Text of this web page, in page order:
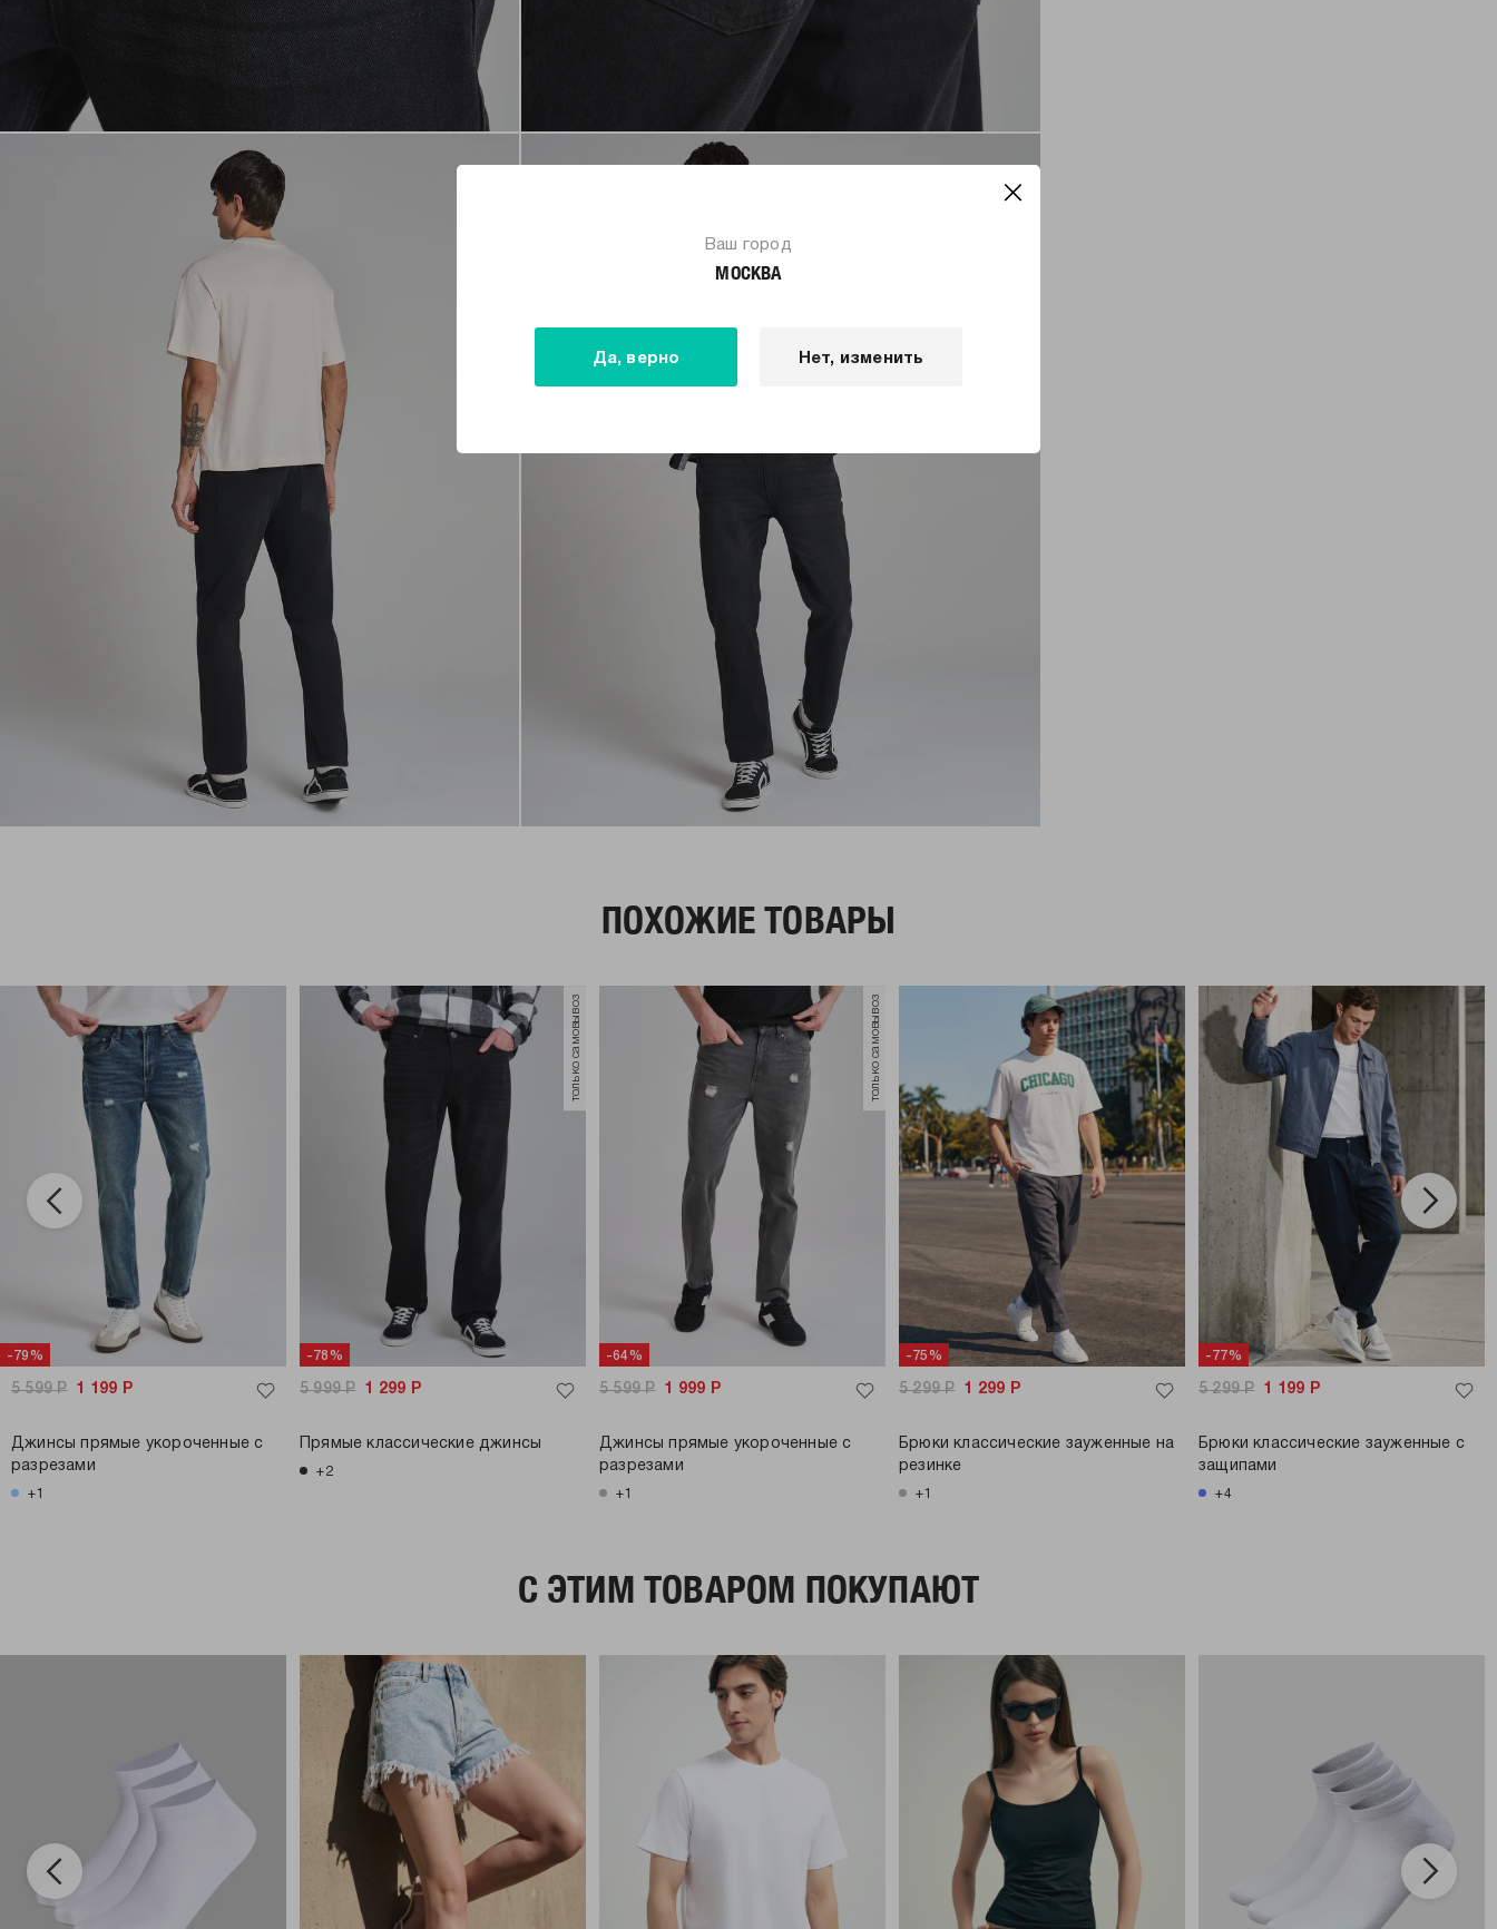
Ваш город
МОСКВА
Да, верно Нет, изменить
ПОХОЖИЕ ТОВАРЫ
-79%
5 599Р 1 199 Р
Джинсы прямые укороченные с
разрезами
+1
-78%
только самовывоз
5 999Р 1 299 Р
Прямые классические джинсы
+2
-64%
только самовывоз
5 599Р 1 999 Р
Джинсы прямые укороченные с
разрезами
+1
-75%
5 299Р 1 299 Р
Брюки классические зауженные на
резинке
+1
-77%
5 299Р 1 199 Р
Брюки классические зауженные с
защипами
+4
C ЭТИМ ТОВАРОМ ПОКУПАЮТ